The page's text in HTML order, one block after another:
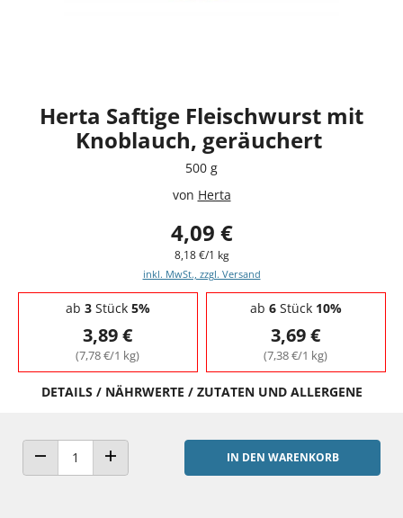
Herta Saftige Fleischwurst mit
Knoblauch, geräuchert
500 g
von Herta
4,09 €
8,18 €/1 kg
inkl. MwSt., zzgl. Versand
Staffelpreise - Mengenrabatt
ab 3Stück 5%
3,89 €
(7,78 €/1 kg)
ab 6Stück 10%
3,69 €
(7,38 €/1 kg)
DETAILS / NÄHRWERTE / ZUTATEN UND ALLERGENE
ANZAHL VERRINGERNANZAHL ERHÖHEN
IN DEN WARENKORB